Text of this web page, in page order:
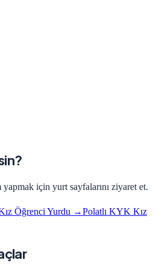
için yurt sayfalarını ziyaret et.
Öğrenci Yurdu →Polatlı KYK Kız